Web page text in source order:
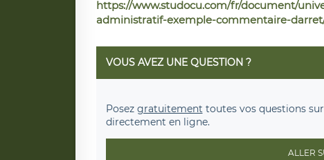
https://www.studocu.com/fr/document/
administratif-exemple-commentaire-darret/
VOUS AVEZ UNE QUESTION ?
Posez gratuitement toutes vos questions
directement en ligne.
ALLER